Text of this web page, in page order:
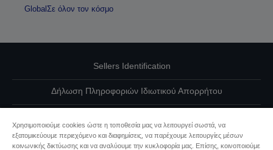
GlobalΣε όλον τον κόσμο
Sellers Identification
Δήλωση Πληροφοριών Ιδιωτικού Απορρήτου
Επικοινωνήστε μαζί μας για τα δεδομένα σας
Χρησιμοποιούμε cookies ώστε η τοποθεσία μας να λειτουργεί σωστά, να
εξατομικεύουμε περιεχόμενο και διαφημίσεις, να παρέχουμε λειτουργίες μέσων
κοινωνικής δικτύωσης και να αναλύουμε την κυκλοφορία μας. Επίσης, κοινοποιούμε